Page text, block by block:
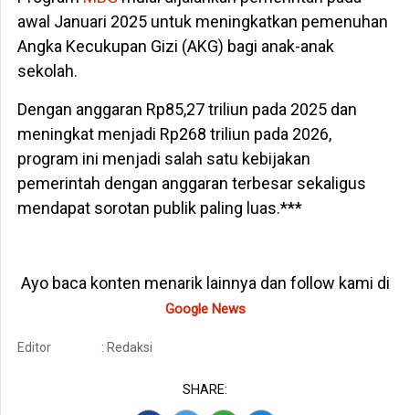
awal Januari 2025 untuk meningkatkan pemenuhan
Angka Kecukupan Gizi (AKG) bagi anak-anak
sekolah.
Dengan anggaran Rp85,27 triliun pada 2025 dan
meningkat menjadi Rp268 triliun pada 2026,
program ini menjadi salah satu kebijakan
pemerintah dengan anggaran terbesar sekaligus
mendapat sorotan publik paling luas.***
Ayo baca konten menarik lainnya dan follow kami di
Google News
Editor : Redaksi
SHARE: